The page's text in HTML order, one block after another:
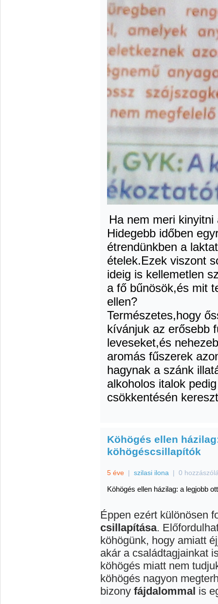
Ha nem meri kinyitni
Hidegebb időben
étrendünkben a
ételek.Ezek viszont
ideig is kellemetlen
a fő bűnösök,és mit
ellen?
Természetes,hogy
kívánjuk az erősebb
leveseket,és
aromás fűszerek
hagynak a szánk
alkoholos italok
csökkentésén
Köhögés ellen
köhögéscsillapítók
5 éve | szilasi ilona | 0
Köhögés ellen házilag: a legjobb
Éppen ezért különösen
csillapítása.
köhögünk, hogy amiatt
akár a családtagjainkat
köhögés miatt nem
köhögés nagyon
bizony fájdalommal is